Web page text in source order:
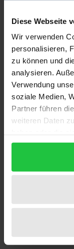
Diese Webseite
Wir verwenden
personalisieren,
zu können und
analysieren.
Verwendung
soziale Medien,
Partner führen
weiteren Daten
gesammelt
Das Gesetz
75 SGB XI,
Verträge
unmittelbar
Krankenkassen
im
Verbänden in
wesentlichen
vereinbar ist.